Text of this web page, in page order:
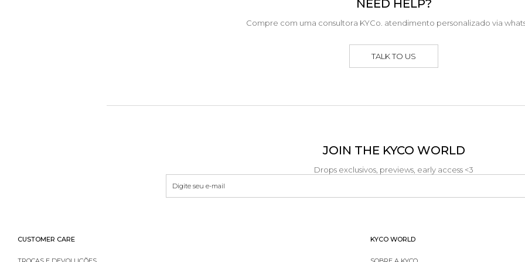
NEED HELP?
Compre com uma consultora KYCo. atendimento personalizado via
TALK TO US
JOIN THE KYCO WORLD
Drops exclusivos, previews, early access <3
CUSTOMER CARE KYCO WORLD